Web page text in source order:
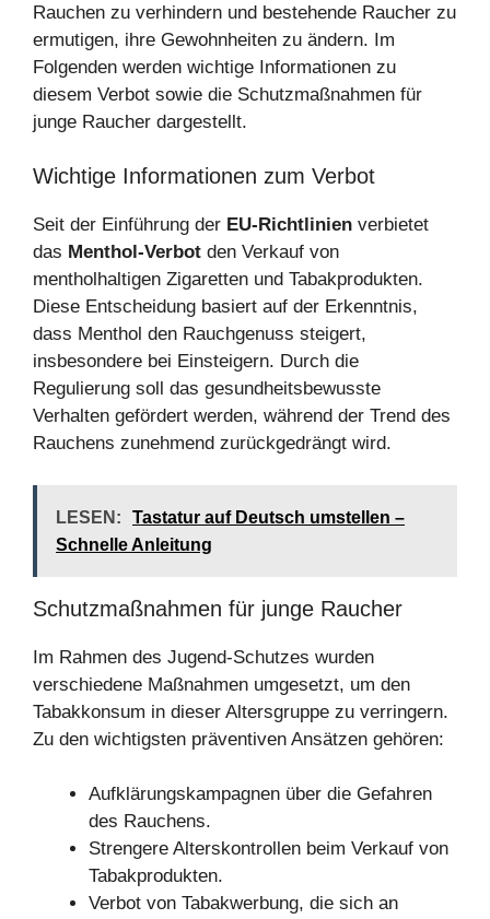
Rauchen zu verhindern und bestehende Raucher zu
ermutigen, ihre Gewohnheiten zu ändern. Im
Folgenden werden wichtige Informationen zu
diesem Verbot sowie die Schutzmaßnahmen für
junge Raucher dargestellt.
Wichtige Informationen zum Verbot
Seit der Einführung der EU-Richtlinien verbietet
das Menthol-Verbot den Verkauf von
mentholhaltigen Zigaretten und Tabakprodukten.
Diese Entscheidung basiert auf der Erkenntnis,
dass Menthol den Rauchgenuss steigert,
insbesondere bei Einsteigern. Durch die
Regulierung soll das gesundheitsbewusste
Verhalten gefördert werden, während der Trend des
Rauchens zunehmend zurückgedrängt wird.
LESEN:
Tastatur auf Deutsch umstellen –
Schnelle Anleitung
Schutzmaßnahmen für junge Raucher
Im Rahmen des Jugend-Schutzes wurden
verschiedene Maßnahmen umgesetzt, um den
Tabakkonsum in dieser Altersgruppe zu verringern.
Zu den wichtigsten präventiven Ansätzen gehören:
Aufklärungskampagnen über die Gefahren
des Rauchens.
Strengere Alterskontrollen beim Verkauf von
Tabakprodukten.
Verbot von Tabakwerbung, die sich an